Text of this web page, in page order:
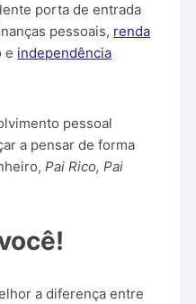
porta de entrada
pessoais, renda
e independência
pessoal
a pensar de forma
Pai Rico, Pai
a diferença entre